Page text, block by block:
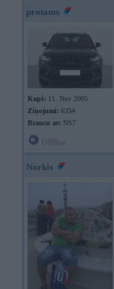
protams
Kopš: 11. Nov 2005
Ziņojumi: 6334
Braucu ar: NS7
Norkis